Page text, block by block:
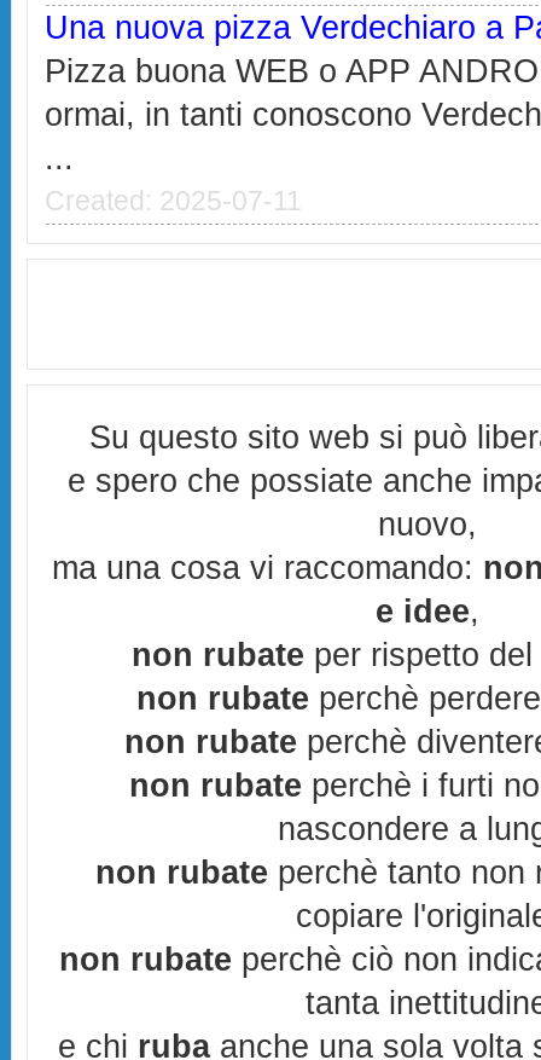
Una nuova pizza Verdechiaro a
Pizza buona WEB o APP
ormai, in tanti conoscono
...
Created: 2025-07-11
Su questo sito web si può
e spero che possiate anche
nuovo,
ma una cosa vi raccomando:
e idee,
non rubate per rispetto
non rubate perchè
non rubate perchè
non rubate perchè i furti
nascondere a
non rubate perchè tanto non
copiare
non rubate perchè ciò non
tanta
e chi rubaanche una sola volta